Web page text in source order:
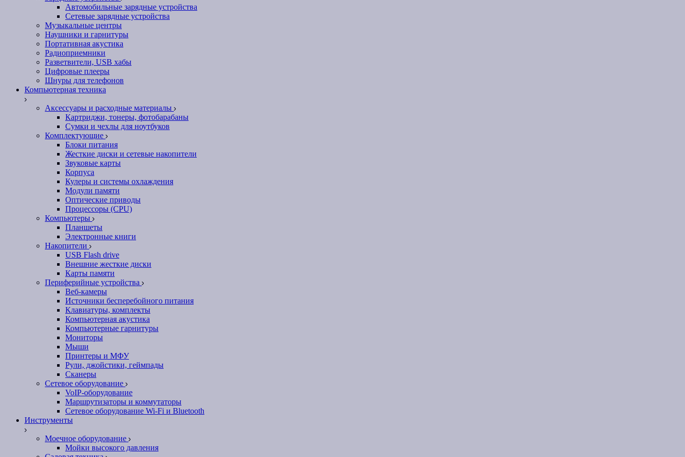
Автомобильные зарядные устройства
Сетевые зарядные устройства
Музыкальные центры
Наушники и гарнитуры
Портативная акустика
Радиоприемники
Разветвители, USB хабы
Цифровые плееры
Шнуры для телефонов
Компьютерная техника
Аксессуары и расходные материалы
Картриджи, тонеры, фотобарабаны
Сумки и чехлы для ноутбуков
Комплектующие
Блоки питания
Жесткие диски и сетевые накопители
Звуковые карты
Корпуса
Кулеры и системы охлаждения
Модули памяти
Оптические приводы
Процессоры (CPU)
Компьютеры
Планшеты
Электронные книги
Накопители
USB Flash drive
Внешние жесткие диски
Карты памяти
Периферийные устройства
Веб-камеры
Источники бесперебойного питания
Клавиатуры, комплекты
Компьютерная акустика
Компьютерные гарнитуры
Мониторы
Мыши
Принтеры и МФУ
Рули, джойстики, геймпады
Сканеры
Сетевое оборудование
VoIP-оборудование
Маршрутизаторы и коммутаторы
Сетевое оборудование Wi-Fi и Bluetooth
Инструменты
Моечное оборудование
Мойки высокого давления